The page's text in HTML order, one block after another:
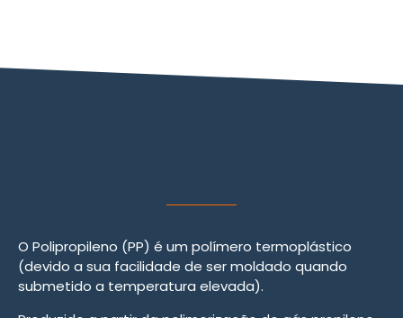
O Polipropileno (PP) é um polímero termoplástico
(devido a sua facilidade de ser moldado quando
submetido a temperatura elevada).